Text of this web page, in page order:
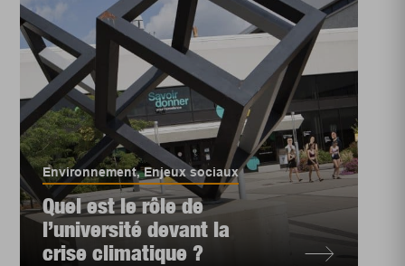
Environnement,Enjeux sociaux
Quel est le rôle de
l’université devant la
crise climatique ?